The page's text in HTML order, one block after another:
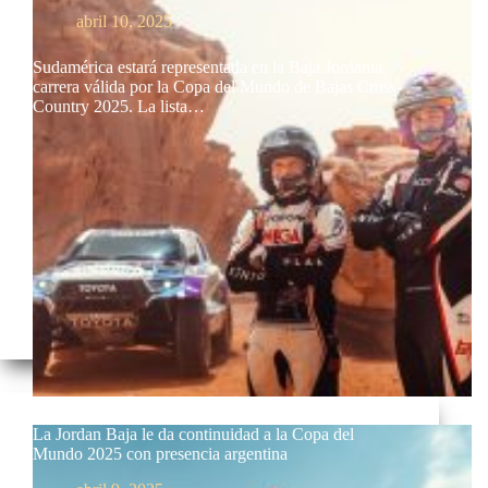
abril 10, 2025
Sudamérica estará representada en la Baja Jordania,
carrera válida por la Copa del Mundo de Bajas Cross-
Country 2025. La lista…
La Jordan Baja le da continuidad a la Copa del
Mundo 2025 con presencia argentina